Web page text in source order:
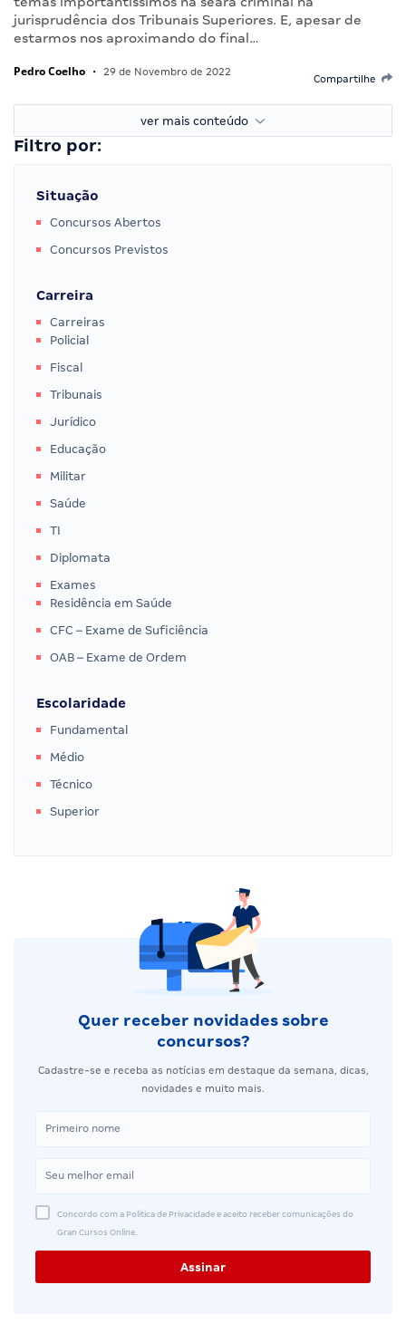
jurisprudência dos Tribunais Superiores. E, apesar de
estarmos nos aproximando do final…
Pedro Coelho • 29 de Novembro de 2022
Compartilhe
ver mais conteúdo
Filtro por:
Situação
Concursos Abertos
Concursos Previstos
Carreira
Carreiras
Policial
Fiscal
Tribunais
Jurídico
Educação
Militar
Saúde
TI
Diplomata
Exames
Residência em Saúde
CFC – Exame de Suficiência
OAB – Exame de Ordem
Escolaridade
Fundamental
Médio
Técnico
Superior
Quer receber novidades sobre
concursos?
Cadastre-se e receba as notícias em destaque da semana, dicas,
novidades e muito mais.
Concordo com a Política de Privacidade e aceito receber comunicações do
Gran Cursos Online.